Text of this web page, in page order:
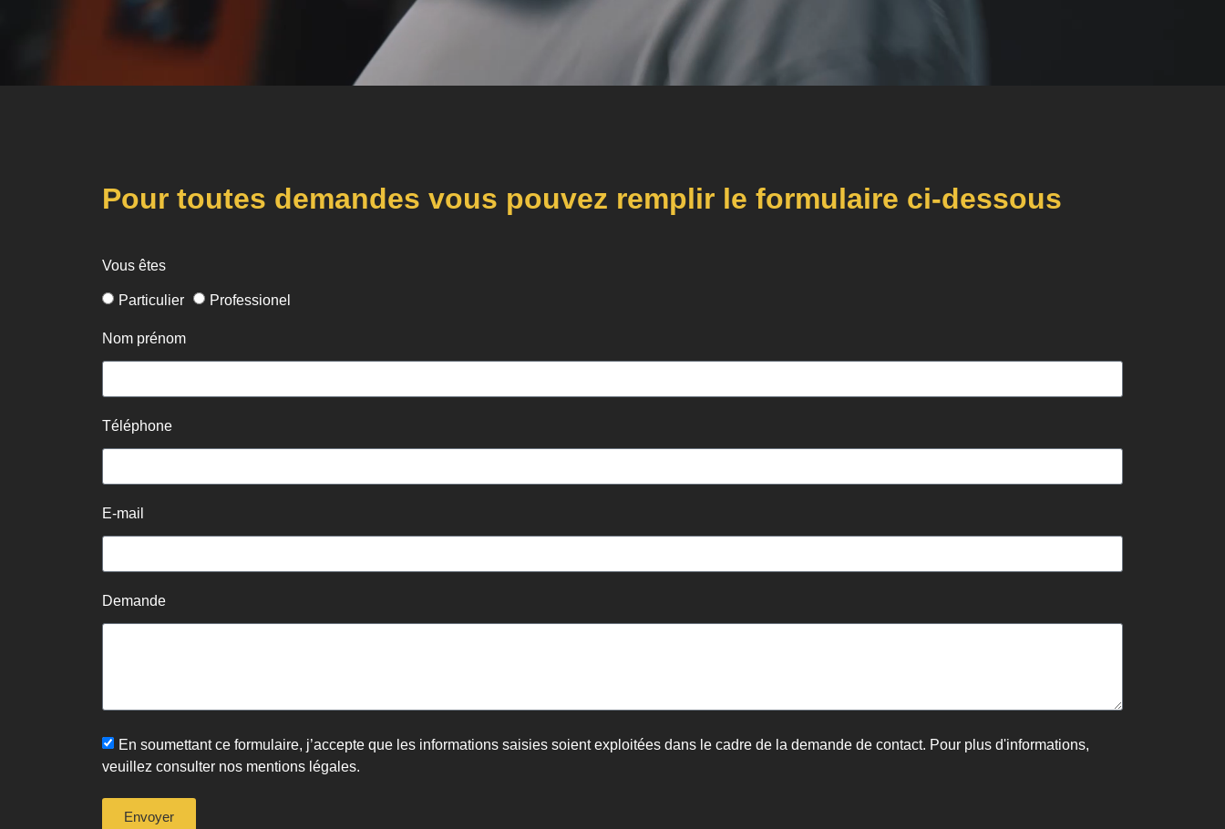
Pour toutes demandes vous pouvez remplir le formulaire ci-dessous
Vous êtes
Particulier Professionel
Nom prénom
Téléphone
E-mail
Demande
En soumettant ce formulaire, j’accepte que les informations saisies soient exploitées dans le cadre de la demande de contact. Pour plus d'informations,
veuillez consulter nos mentions légales.
Envoyer